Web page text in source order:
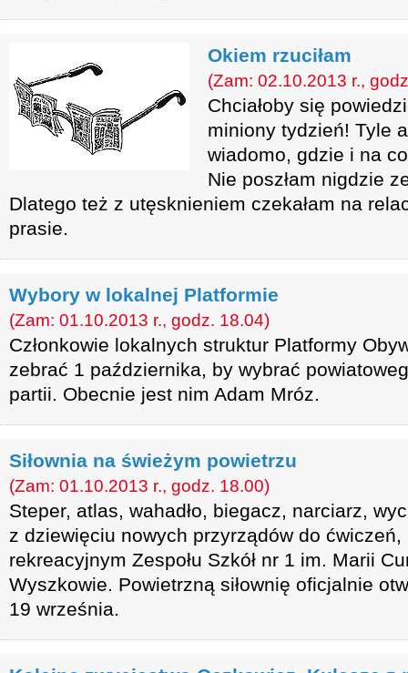
Okiem rzuciłam
(Zam: 02.10.2013 r.,
Chciałoby się
miniony tydzień! Tyle
wiadomo, gdzie i na
Nie poszłam nigdzie
Dlatego też z utęsknieniem czekałam na
prasie.
Wybory w lokalnej Platformie
(Zam: 01.10.2013 r., godz. 18.04)
Członkowie lokalnych struktur Platformy
zebrać 1 października, by wybrać
partii. Obecnie jest nim Adam Mróz.
Siłownia na świeżym powietrzu
(Zam: 01.10.2013 r., godz. 18.00)
Steper, atlas, wahadło, biegacz, narciarz,
z dziewięciu nowych przyrządów do ćwiczeń,
rekreacyjnym Zespołu Szkół nr 1 im. Marii
Wyszkowie. Powietrzną siłownię oficjalnie
19 września.